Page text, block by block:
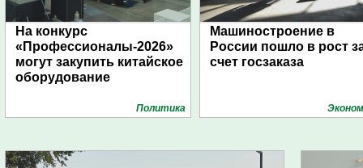
На конкурс
«Профессионалы-2026»
могут закупить китайское
оборудование
Политика
Машиностроение в
России пошло в рост
счет госзаказа